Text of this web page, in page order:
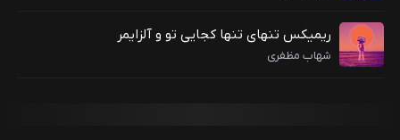
ریمیکس تنهای تنها کجایی تو و آلزایمر
شهاب مظفری